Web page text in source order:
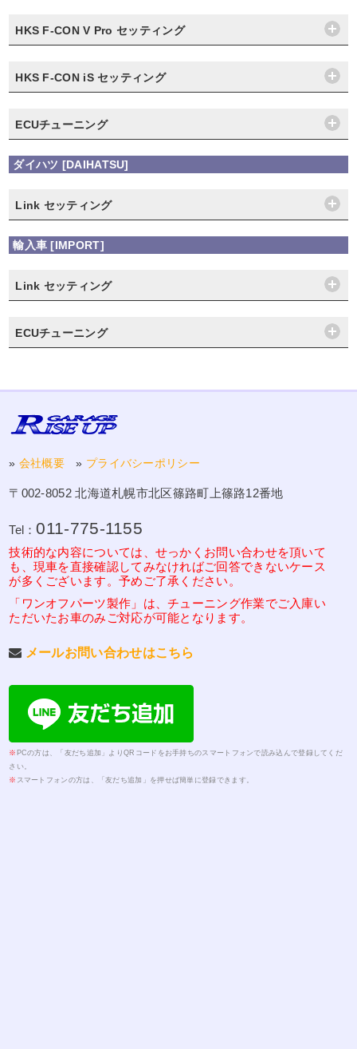
HKS F-CON V Pro セッティング
HKS F-CON iS セッティング
ECUチューニング
ダイハツ [DAIHATSU]
Link セッティング
輸入車 [IMPORT]
Link セッティング
ECUチューニング
» 会社概要 » プライバシーポリシー
〒002-8052 北海道札幌市北区篠路町上篠路12番地
Tel：011-775-1155
技術的な内容については、せっかくお問い合わせを頂いて
も、現車を直接確認してみなければご回答できないケース
が多くございます。予めご了承ください。
「ワンオフパーツ製作」は、チューニング作業でご入庫い
ただいたお車のみご対応が可能となります。
メールお問い合わせはこちら
※ PCの方は、「友だち追加」よりQRコードをお手持ちのスマートフォンで読み込んで登録してくだ
さい。
※ スマートフォンの方は、「友だち追加」を押せば簡単に登録できます。